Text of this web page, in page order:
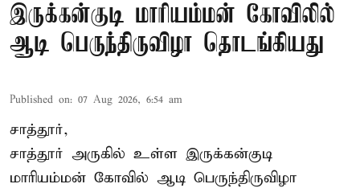
இருக்கன்குடி மாரியம்மன் கோவிலில்
ஆடி பெருந்திருவிழா தொடங்கியது
Published on: 07 Aug 2026, 6:54 am
சாத்தூர்,
சாத்தூர் அருகில் உள்ள இருக்கன்குடி
மாரியம்மன் கோவில் ஆடி பெருந்திருவிழா